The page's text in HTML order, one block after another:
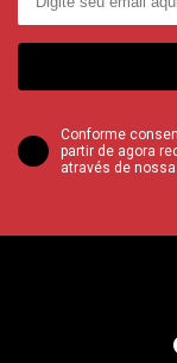
Conforme
partir de agora
através de